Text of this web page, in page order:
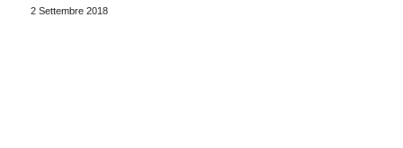
2 Settembre 2018